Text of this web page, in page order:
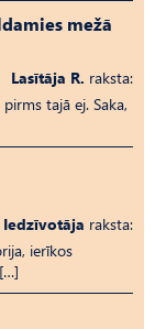
mežā
Lasītāja R. raksta:
tajā ej. Saka,
Iedzīvotāja raksta:
ierīkos